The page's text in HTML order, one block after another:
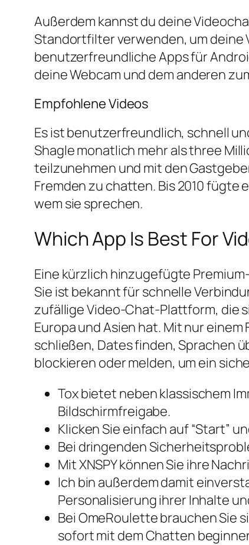
Außerdem kannst du deine
Standortfilter verwenden, um deine
benutzerfreundliche Apps für
deine Webcam und dem anderen
Empfohlene Videos
Es ist benutzerfreundlich, schnell
Shagle monatlich mehr als three
teilzunehmen und mit den
Fremden zu chatten. Bis 2010
wem sie sprechen.
Which App Is Best For
Eine kürzlich hinzugefügte
Sie ist bekannt für schnelle
zufällige Video-Chat-Plattform, die
Europa und Asien hat. Mit nur
schließen, Dates finden, Sprachen
blockieren oder melden, um ein
Tox bietet neben klassischem
Bildschirmfreigabe.
Klicken Sie einfach auf “Start”
Bei dringenden
Mit XNSPY können Sie ihre
Ich bin außerdem damit
Personalisierung ihrer Inhalte
Bei OmeRoulette brauchen Sie
sofort mit dem Chatten